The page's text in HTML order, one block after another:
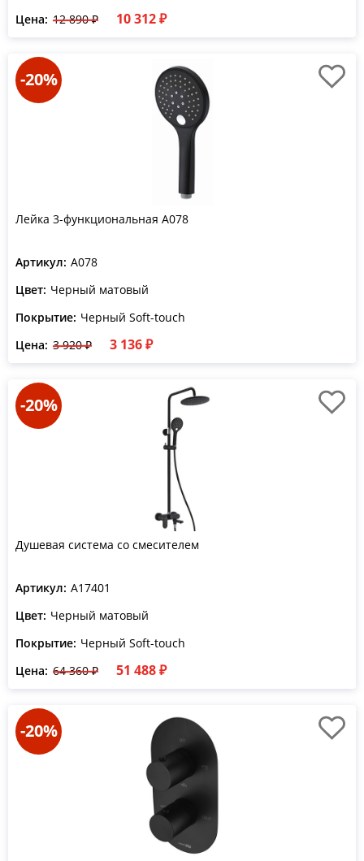
Цена: 12 890 ₽ 10 312 ₽
-20%
Лейка 3-функциональная A078
Артикул: A078
Цвет: Черный матовый
Покрытие: Черный Soft-touch
Цена: 3 920 ₽ 3 136 ₽
-20%
Душевая система со смесителем
Артикул: A17401
Цвет: Черный матовый
Покрытие: Черный Soft-touch
Цена: 64 360 ₽ 51 488 ₽
-20%